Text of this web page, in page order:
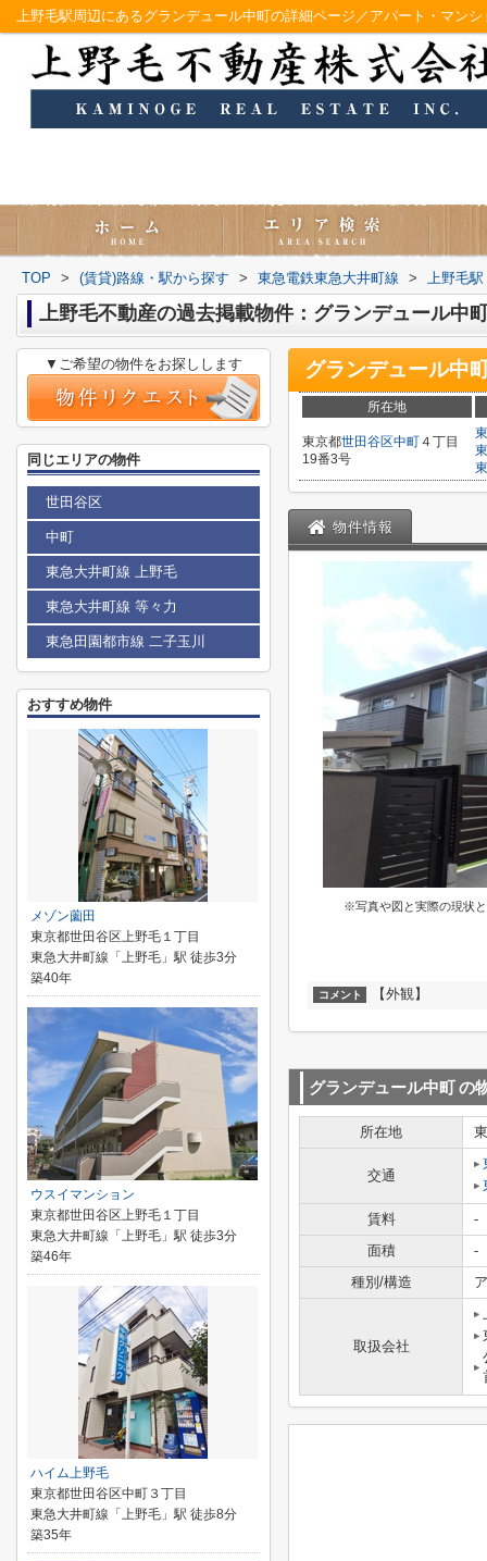
上野毛駅周辺にあるグランデュール中町の詳細ページ／アパート・マン
TOP > (賃貸)路線・駅から探す > 東急電鉄東急大井町線 > 上野毛駅
上野毛不動産の過去掲載物件：グランデュール中
グランデュール中
所在地
東京都世田谷区中町４丁目
19番3号
物件情報
※写真や図と実際の現状
コメント 【外観】
グランデュール中町の
所在地
交通
賃料
-
面積
-
種別/構造
取扱会社
▼ご希望の物件をお探しします
同じエリアの物件
世田谷区
中町
東急大井町線 上野毛
東急大井町線 等々力
東急田園都市線 二子玉川
おすすめ物件
メゾン薗田
東京都世田谷区上野毛１丁目
東急大井町線「上野毛」駅 徒歩3分
築40年
ウスイマンション
東京都世田谷区上野毛１丁目
東急大井町線「上野毛」駅 徒歩3分
築46年
ハイム上野毛
東京都世田谷区中町３丁目
東急大井町線「上野毛」駅 徒歩8分
築35年